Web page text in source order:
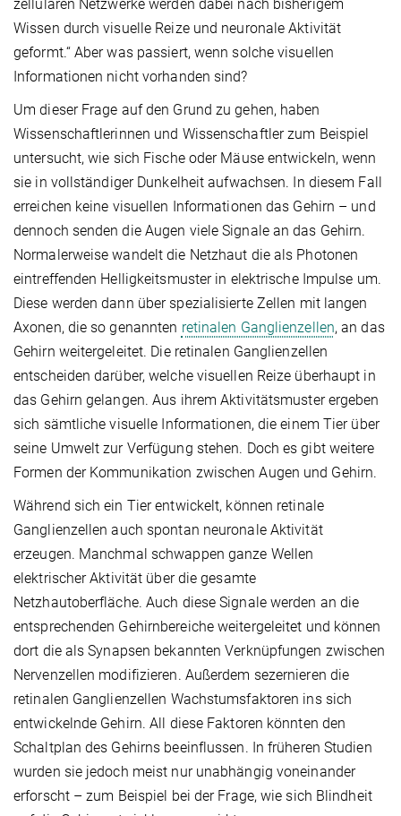
zellulären Netzwerke werden dabei nach bisherigem
Wissen durch visuelle Reize und neuronale Aktivität
geformt.“ Aber was passiert, wenn solche visuellen
Informationen nicht vorhanden sind?
Um dieser Frage auf den Grund zu gehen, haben
Wissenschaftlerinnen und Wissenschaftler zum Beispiel
untersucht, wie sich Fische oder Mäuse entwickeln, wenn
sie in vollständiger Dunkelheit aufwachsen. In diesem Fall
erreichen keine visuellen Informationen das Gehirn – und
dennoch senden die Augen viele Signale an das Gehirn.
Normalerweise wandelt die Netzhaut die als Photonen
eintreffenden Helligkeitsmuster in elektrische Impulse um.
Diese werden dann über spezialisierte Zellen mit langen
Axonen, die so genannten retinalen Ganglienzellen, an das
Gehirn weitergeleitet. Die retinalen Ganglienzellen
entscheiden darüber, welche visuellen Reize überhaupt in
das Gehirn gelangen. Aus ihrem Aktivitätsmuster ergeben
sich sämtliche visuelle Informationen, die einem Tier über
seine Umwelt zur Verfügung stehen. Doch es gibt weitere
Formen der Kommunikation zwischen Augen und Gehirn.
Während sich ein Tier entwickelt, können retinale
Ganglienzellen auch spontan neuronale Aktivität
erzeugen. Manchmal schwappen ganze Wellen
elektrischer Aktivität über die gesamte
Netzhautoberfläche. Auch diese Signale werden an die
entsprechenden Gehirnbereiche weitergeleitet und können
dort die als Synapsen bekannten Verknüpfungen zwischen
Nervenzellen modifizieren. Außerdem sezernieren die
retinalen Ganglienzellen Wachstumsfaktoren ins sich
entwickelnde Gehirn. All diese Faktoren könnten den
Schaltplan des Gehirns beeinflussen. In früheren Studien
wurden sie jedoch meist nur unabhängig voneinander
erforscht – zum Beispiel bei der Frage, wie sich Blindheit